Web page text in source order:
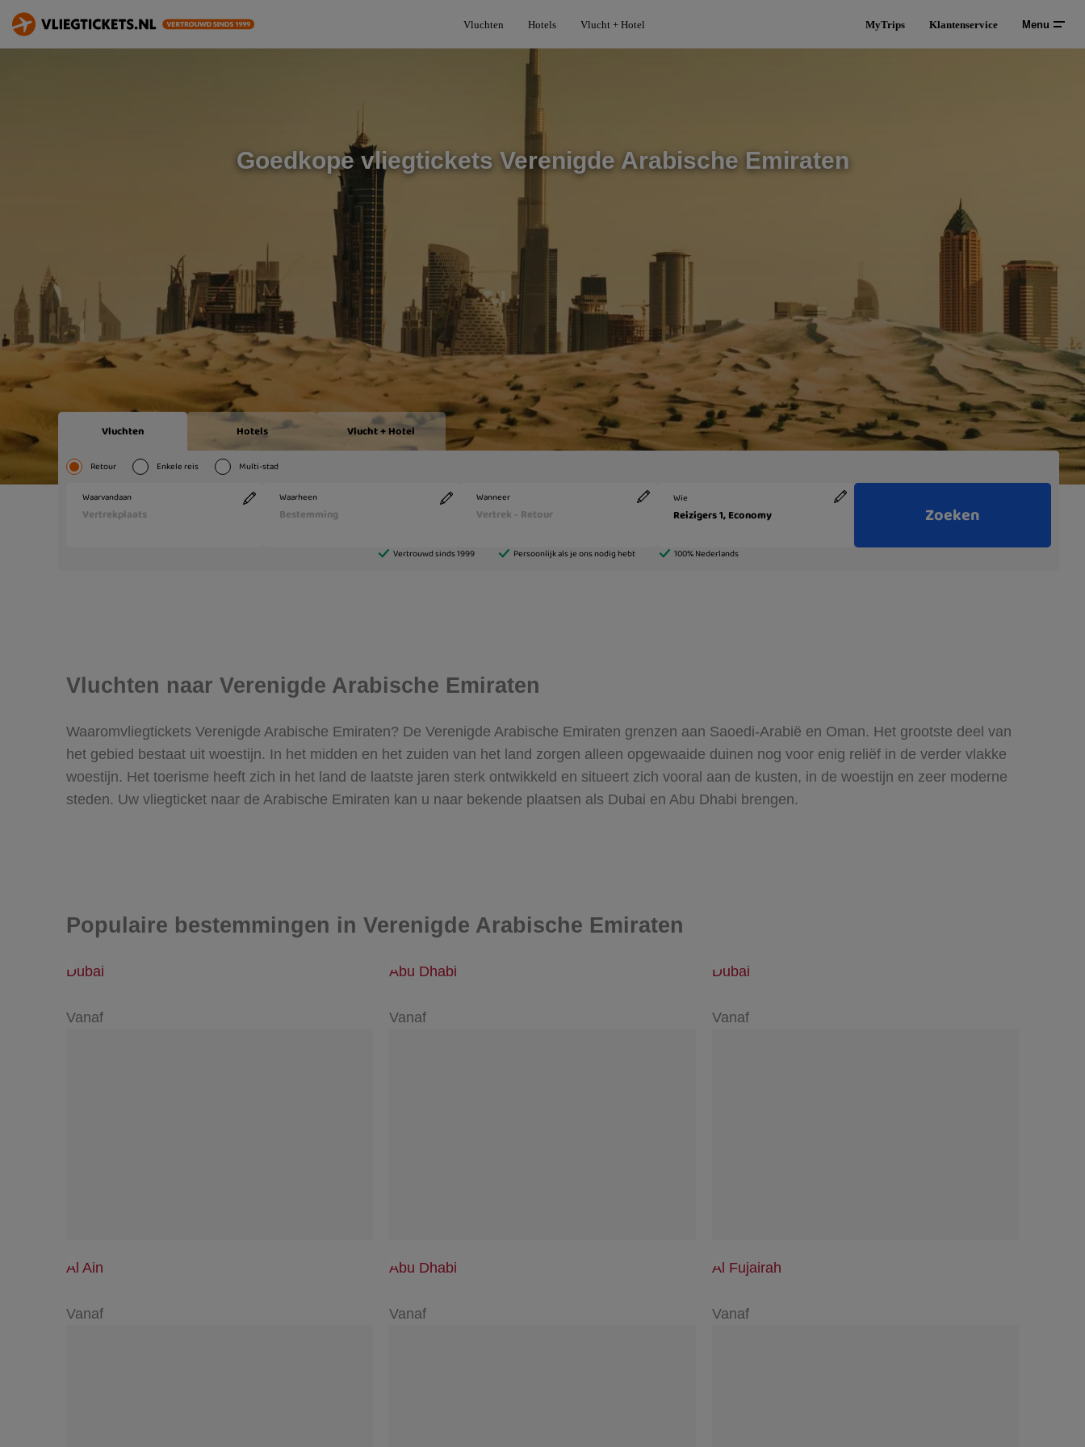
Vluchten Hotels Vlucht + Hotel MyTrips Klantenservice Menu
Goedkope vliegtickets Verenigde Arabische Emiraten
Vluchten naar Verenigde Arabische Emiraten
Waaromvliegtickets Verenigde Arabische Emiraten? De Verenigde Arabische Emiraten grenzen aan Saoedi-Arabië en Oman. Het grootste deel van
het gebied bestaat uit woestijn. In het midden en het zuiden van het land zorgen alleen opgewaaide duinen nog voor enig reliëf in de verder vlakke
woestijn. Het toerisme heeft zich in het land de laatste jaren sterk ontwikkeld en situeert zich vooral aan de kusten, in de woestijn en zeer moderne
steden. Uw vliegticket naar de Arabische Emiraten kan u naar bekende plaatsen als Dubai en Abu Dhabi brengen.
Populaire bestemmingen in Verenigde Arabische Emiraten
Dubai
Vanaf
Abu Dhabi
Vanaf
Dubai
Vanaf
Al Ain
Vanaf
Abu Dhabi
Vanaf
Al Fujairah
Vanaf